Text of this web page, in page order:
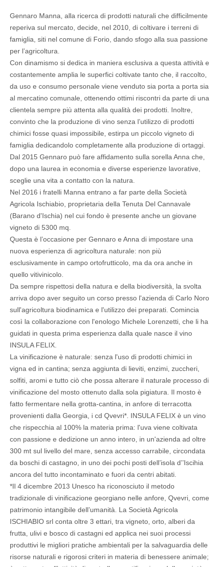
Gennaro Manna, alla ricerca di prodotti naturali che difficilmente
reperiva sul mercato, decide, nel 2010, di coltivare i terreni di
famiglia, siti nel comune di Forio, dando sfogo alla sua passione
per l’agricoltura.
Con dinamismo si dedica in maniera esclusiva a questa attività e
costantemente amplia le superfici coltivate tanto che, il raccolto,
da uso e consumo personale viene venduto sia porta a porta sia
al mercatino comunale, ottenendo ottimi riscontri da parte di una
clientela sempre più attenta alla qualità dei prodotti. Inoltre,
convinto che la produzione di vino senza l’utilizzo di prodotti
chimici fosse quasi impossibile, estirpa un piccolo vigneto di
famiglia dedicandolo completamente alla produzione di ortaggi.
Dal 2015 Gennaro può fare affidamento sulla sorella Anna che,
dopo una laurea in economia e diverse esperienze lavorative,
sceglie una vita a contatto con la natura.
Nel 2016 i fratelli Manna entrano a far parte della Società
Agricola Ischiabio, proprietaria della Tenuta Del Cannavale
(Barano d'Ischia) nel cui fondo è presente anche un giovane
vigneto di 5300 mq.
Questa è l’occasione per Gennaro e Anna di impostare una
nuova esperienza di agricoltura naturale: non più
esclusivamente in campo ortofrutticolo, ma da ora anche in
quello vitivinicolo.
Da sempre rispettosi della natura e della biodiversità, la svolta
arriva dopo aver seguito un corso presso l'azienda di Carlo Noro
sull'agricoltura biodinamica e l'utilizzo dei preparati. Comincia
così la collaborazione con l'enologo Michele Lorenzetti, che li ha
guidati in questa prima esperienza dalla quale nasce il vino
INSULA FELIX.
La vinificazione è naturale: senza l'uso di prodotti chimici in
vigna ed in cantina; senza aggiunta di lieviti, enzimi, zuccheri,
solfiti, aromi e tutto ciò che possa alterare il naturale processo di
vinificazione del mosto ottenuto dalla sola pigiatura. Il mosto è
fatto fermentare nella grotta-cantina, in anfore di terracotta
provenienti dalla Georgia, i cd Qvevri*. INSULA FELIX è un vino
che rispecchia al 100% la materia prima: l'uva viene coltivata
con passione e dedizione un anno intero, in un'azienda ad oltre
300 mt sul livello del mare, senza accesso carrabile, circondata
da boschi di castagno, in uno dei pochi posti dell’isola d’’Iscihia
ancora del tutto incontaminato e fuori da centri abitati.
*Il 4 dicembre 2013 Unesco ha riconosciuto il metodo
tradizionale di vinificazione georgiano nelle anfore, Qvevri, come
patrimonio intangibile dell’umanità. La Società Agricola
ISCHIABIO srl conta oltre 3 ettari, tra vigneto, orto, alberi da
frutta, ulivi e bosco di castagni ed applica nei suoi processi
produttivi le migliori pratiche ambientali per la salvaguardia delle
risorse naturali e rigorosi criteri in materia di benessere animale;